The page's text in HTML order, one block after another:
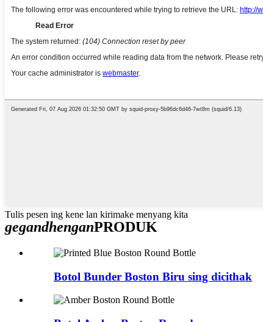
Tulis pesen ing kene lan kirimake menyang kita
gegandhenganPRODUK
Botol Bunder Boston Biru sing dicithak